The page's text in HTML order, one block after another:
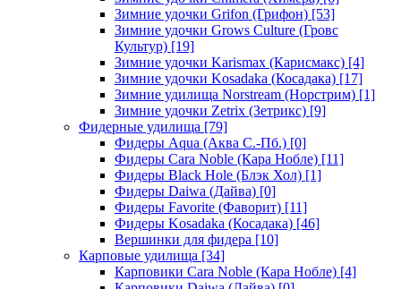
Зимние удочки Grifon (Грифон) [53]
Зимние удочки Grows Culture (Гровс
Культур) [19]
Зимние удочки Karismax (Карисмакс) [4]
Зимние удочки Kosadaka (Косадака) [17]
Зимние удилища Norstream (Норстрим) [1]
Зимние удочки Zetrix (Зетрикс) [9]
Фидерные удилища [79]
Фидеры Aqua (Аква С.-Пб.) [0]
Фидеры Cara Noble (Кара Нобле) [11]
Фидеры Black Hole (Блэк Хол) [1]
Фидеры Daiwa (Дайва) [0]
Фидеры Favorite (Фаворит) [11]
Фидеры Kosadaka (Косадака) [46]
Вершинки для фидера [10]
Карповые удилища [34]
Карповики Cara Noble (Кара Нобле) [4]